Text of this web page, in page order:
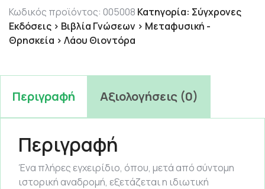
6.68 €.
Κωδικός προϊόντος: 005008 Κατηγορία: Σύγχρονες
Εκδόσεις > Βιβλία Γνώσεων > Μεταφυσική -
Θρησκεία > Λάου Θιοντόρα
Περιγραφή Αξιολογήσεις (0)
Περιγραφή
Ένα πλήρες εγχειρίδιο, όπου, μετά από σύντομη
ιστορική αναδρομή, εξετάζεται η ιδιωτική